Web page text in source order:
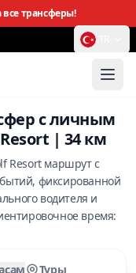
все трансферы!
с личным
| 34 км
Resort маршрут с
фиксированной
водителя и
время:
Туры